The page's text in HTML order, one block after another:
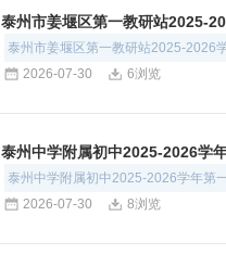
泰州市姜堰区第一教研站2025-
泰州市姜堰区第一教研站2025-2026
2026-07-30
6浏览
泰州中学附属初中2025-2026学
泰州中学附属初中2025-2026学年第
2026-07-30
8浏览